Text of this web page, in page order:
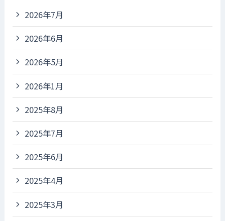
2026年7月
2026年6月
2026年5月
2026年1月
2025年8月
2025年7月
2025年6月
2025年4月
2025年3月